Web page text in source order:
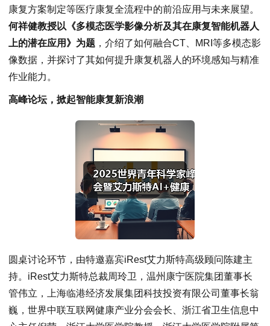
康复方案制定等医疗康复全流程中的前沿应用与未来展望。
何祥健教授以《多模态医学影像分析及其在康复智能机器人
上的潜在应用》为题 ，介绍了如何融合CT、MRI等多模态影
像数据，并探讨了其如何提升康复机器人的环境感知与精准
作业能力。
高峰论坛，掀起智能康复新浪潮
圆桌讨论环节，由特邀嘉宾iRest艾力斯特高级顾问陈建主
持。iRest艾力斯特总裁周玲卫，温州康宁医院集团董事长
管伟立，上海临港经济发展集团科技投资有限公司董事长翁
巍，世界中联互联网健康产业分会会长、浙江省卫生信息中